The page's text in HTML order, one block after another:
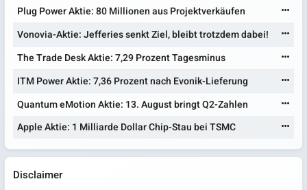
Plug Power Aktie: 80 Millionen aus Projektverkäufen
Vonovia-Aktie: Jefferies senkt Ziel, bleibt trotzdem dabei!
The Trade Desk Aktie: 7,29 Prozent Tagesminus
ITM Power Aktie: 7,36 Prozent nach Evonik-Lieferung
Quantum eMotion Aktie: 13. August bringt Q2-Zahlen
Apple Aktie: 1 Milliarde Dollar Chip-Stau bei TSMC
Disclaimer